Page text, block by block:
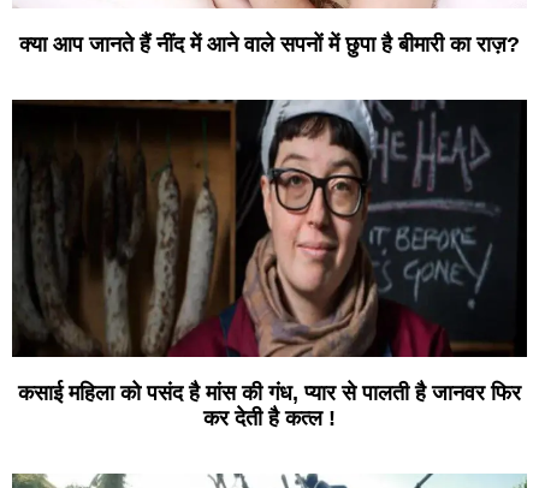
क्या आप जानते हैं नींद में आने वाले सपनों में छुपा है बीमारी का राज़?
कसाई महिला को पसंद है मांस की गंध, प्यार से पालती है जानवर फिर
कर देती है कत्ल !